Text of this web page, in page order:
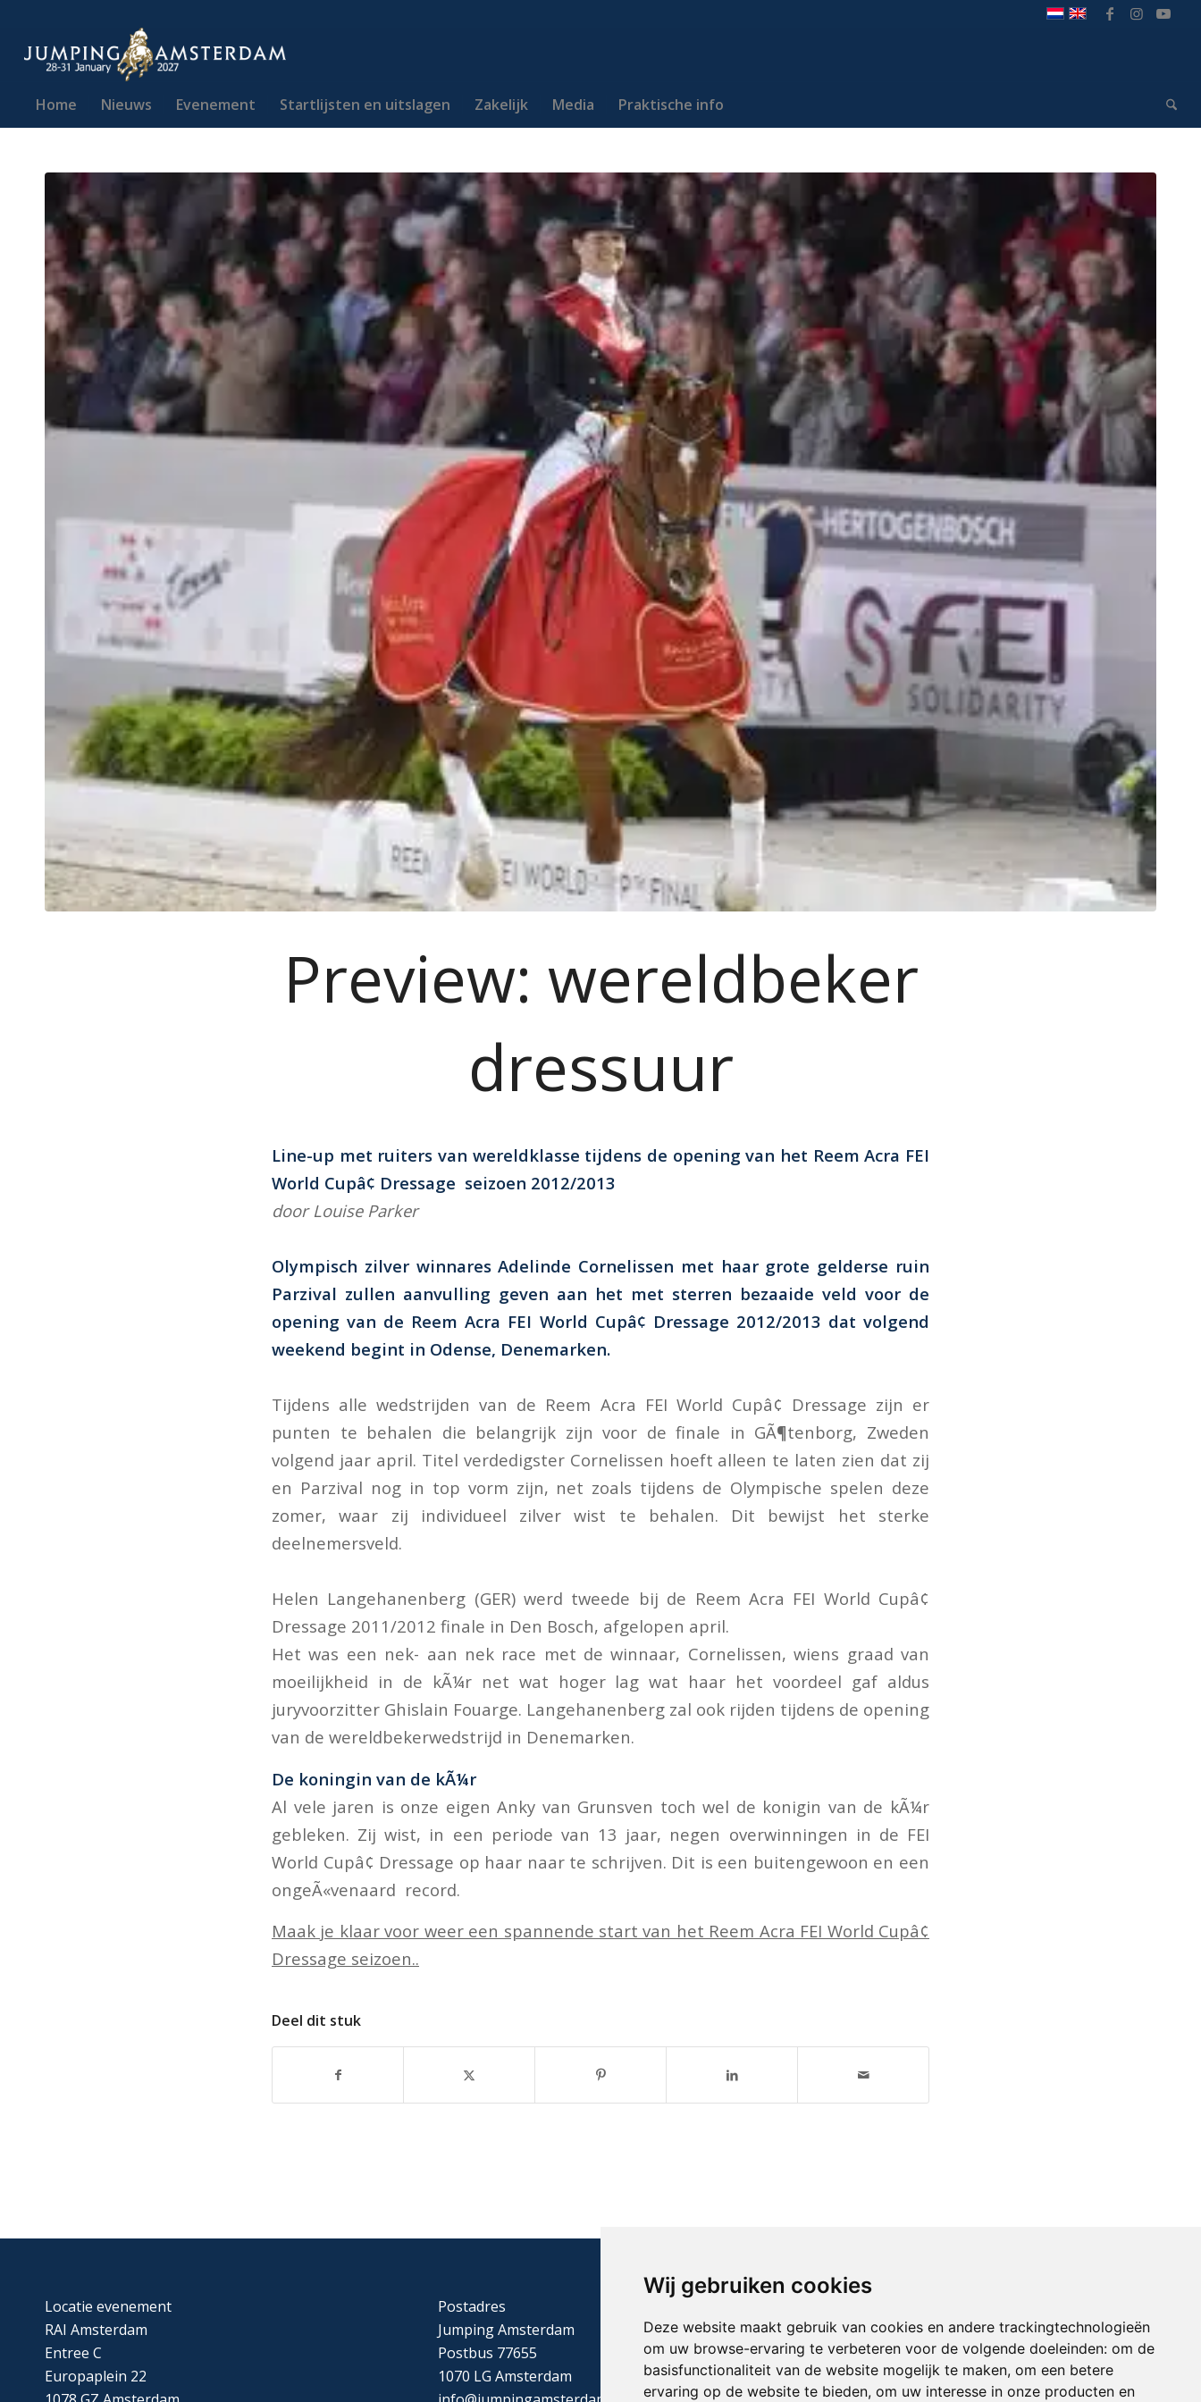
Wij gebruiken cookies
Deze website maakt gebruik van cookies en andere trackingtechnologieën
om uw browse-ervaring te verbeteren voor de volgende doeleinden: om de
basisfunctionaliteit van de website mogelijk te maken, om een betere
ervaring op de website te bieden, om uw interesse in onze producten en
Home Nieuws Evenement Startlijsten en uitslagen Zakelijk Media Praktische info
Preview: wereldbeker
dressuur
Line-up met ruiters van wereldklasse tijdens de opening van het Reem Acra FEI
World Cupâ¢ Dressage seizoen 2012/2013
door Louise Parker
Olympisch zilver winnares Adelinde Cornelissen met haar grote gelderse ruin
Parzival zullen aanvulling geven aan het met sterren bezaaide veld voor de
opening van de Reem Acra FEI World Cupâ¢ Dressage 2012/2013 dat volgend
weekend begint in Odense, Denemarken.
Tijdens alle wedstrijden van de Reem Acra FEI World Cupâ¢ Dressage zijn er
punten te behalen die belangrijk zijn voor de finale in GÃ¶tenborg, Zweden
volgend jaar april. Titel verdedigster Cornelissen hoeft alleen te laten zien dat zij
en Parzival nog in top vorm zijn, net zoals tijdens de Olympische spelen deze
zomer, waar zij individueel zilver wist te behalen. Dit bewijst het sterke
deelnemersveld.
Helen Langehanenberg (GER) werd tweede bij de Reem Acra FEI World Cupâ¢
Dressage 2011/2012 finale in Den Bosch, afgelopen april.
Het was een nek- aan nek race met de winnaar, Cornelissen, wiens graad van
moeilijkheid in de kÃ¼r net wat hoger lag wat haar het voordeel gaf aldus
juryvoorzitter Ghislain Fouarge. Langehanenberg zal ook rijden tijdens de opening
van de wereldbekerwedstrijd in Denemarken.
De koningin van de kÃ¼r
Al vele jaren is onze eigen Anky van Grunsven toch wel de konigin van de kÃ¼r
gebleken. Zij wist, in een periode van 13 jaar, negen overwinningen in de FEI
World Cupâ¢ Dressage op haar naar te schrijven. Dit is een buitengewoon en een
ongeÃ«venaard record.
Maak je klaar voor weer een spannende start van het Reem Acra FEI World Cupâ¢
Dressage seizoen..
Deel dit stuk
Locatie evenement
RAI Amsterdam
Entree C
Europaplein 22
Postadres
Jumping Amsterdam
Postbus 77655
1070 LG Amsterdam